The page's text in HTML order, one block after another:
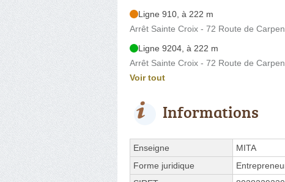
Ligne 910, à 222 m
Arrêt Sainte Croix - 72 Route de
Ligne 9204, à 222 m
Arrêt Sainte Croix - 72 Route de
Voir tout
Informations
Enseigne
MITA
Forme juridique